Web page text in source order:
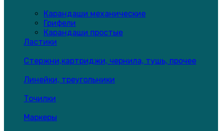
Карандаши механические
Грифели
Карандаши простые
Ластики
Стержни,картриджи, чернила, тушь, прочее
Линейки, треугольники
Точилки
Маркеры